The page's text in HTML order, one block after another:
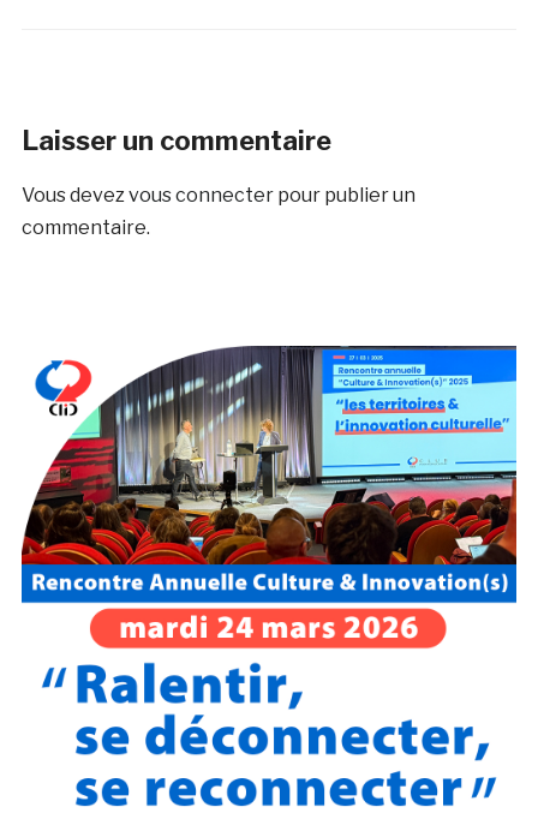
Laisser un commentaire
Vous devez vous connecterpour publier un
commentaire.